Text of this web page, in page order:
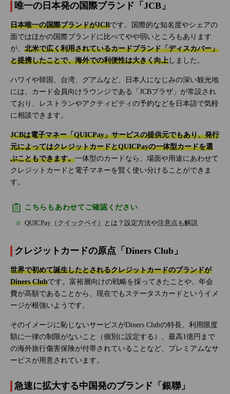
唯一の日本発の国際ブランド「JCB」
日本唯一の国際ブランドがJCBです。国際的な知名度やシェアの
面ではほかの国際ブランドに比べてやや弱いところもあります
が、 北米で広く利用されているカードブランド「ディスカバー」
と提携したことで、海外での利便性は大きく向上 しました。
ハワイや韓国、台湾、グアムなど、日本人になじみの深い観光地
には、カード会員向けラウンジである「JCBプラザ」が常設され
ており、レストランやアクティビティの予約などを日本語で気軽
に相談できます。
JCBは電子マネー「QUICPay」サービスの提供元でもあり、発行
元によってはクレジットカードとQUICPayの一体型カードを選
ぶこともできます。一体型のカードなら、場面や用途にあわせて
クレジットカードと電子マネーを賢く使い分けることができま
す。
こちらもあわせてご確認ください
QUICPay（クイックペイ）とは？設定方法や注意点も解説
クレジットカードの原点「Diners Club」
世界で初めて誕生したとされるクレジットカードのブランドが
Diners Clubです。富裕層向けの戦略を採ってきたことや、年会
費が高額であることから、現在でもステータスカードというイメ
ージが根強いようです。
そのイメージに恥じないサービスがDiners Clubの特長。利用限度
額に一律の制限がないこと（個別に設定する）、最高1億円まで
の海外旅行傷害保険が付帯されていることなど、プレミアムなサ
ービスが用意されています。
急速に拡大する中国発のブランド「銀聯」